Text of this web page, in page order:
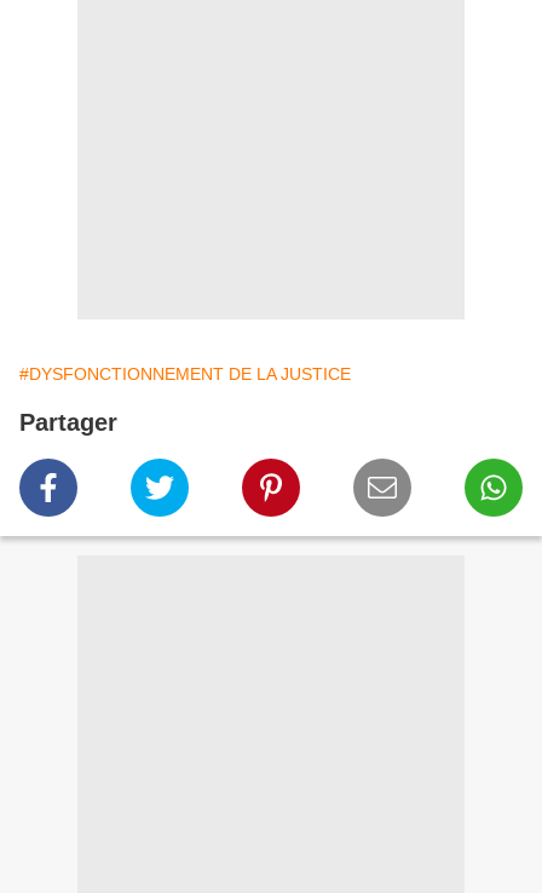
#DYSFONCTIONNEMENT DE LA JUSTICE
Partager